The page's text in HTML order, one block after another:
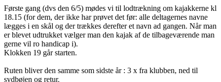
Første gang (dvs den 6/5) mødes vi til lodtrækning om kajakkerne kl
18.15 (for dem, der ikke har prøvet det før: alle deltagernes navne
lægges i en skål og der trækkes derefter et navn ad gangen. Når man
er blevet udtrukket vælger man den kajak af de tilbageværende man
gerne vil ro handicap i).
Klokken 19 går starten.
Ruten bliver den samme som sidste år : 3 x fra klubben, ned til
sydbøjen og retur.